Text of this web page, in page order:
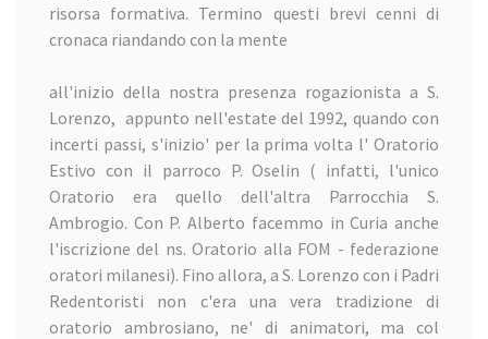
risorsa formativa. Termino questi brevi cenni di
cronaca riandando con la mente
all'inizio della nostra presenza rogazionista a S.
Lorenzo, appunto nell'estate del 1992, quando con
incerti passi, s'inizio' per la prima volta l' Oratorio
Estivo con il parroco P. Oselin ( infatti, l'unico
Oratorio era quello dell'altra Parrocchia S.
Ambrogio. Con P. Alberto facemmo in Curia anche
l'iscrizione del ns. Oratorio alla FOM - federazione
oratori milanesi). Fino allora, a S. Lorenzo con i Padri
Redentoristi non c'era una vera tradizione di
oratorio ambrosiano, ne' di animatori, ma col